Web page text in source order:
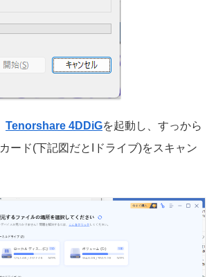
Tenorshare 4DDiGを起動し、すっから
ード(下記図だとIドライブ)をスキャン